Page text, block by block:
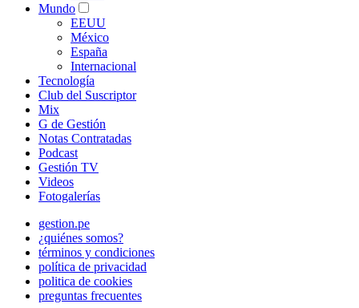
Mundo
EEUU
México
España
Internacional
Tecnología
Club del Suscriptor
Mix
G de Gestión
Notas Contratadas
Podcast
Gestión TV
Videos
Fotogalerías
gestion.pe
¿quiénes somos?
términos y condiciones
política de privacidad
politica de cookies
preguntas frecuentes